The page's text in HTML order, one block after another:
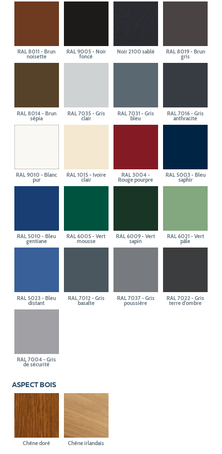
RAL 8011 - Brun
noisette
RAL 9005 - Noir
foncé
Noir 2100 sablé RAL 8019 - Brun
gris
RAL 8014 - Brun
sépia
RAL 7035 - Gris
clair
RAL 7031 - Gris
bleu
RAL 7016 - Gris
anthracite
RAL 9010 - Blanc
pur
RAL 1015 - Ivoire
clair
RAL 3004 -
Rouge pourpre
RAL 5003 - Bleu
saphir
RAL 5010 - Bleu
gentiane
RAL 6005 - Vert
mousse
RAL 6009 - Vert
sapin
RAL 6021 - Vert
pâle
RAL 5023 - Bleu
distant
RAL 7012 - Gris
basalte
RAL 7037 - Gris
poussière
RAL 7022 - Gris
terre d'ombre
RAL 7004 - Gris
de sécurité
ASPECT BOIS
Chêne doré Chêne irlandais